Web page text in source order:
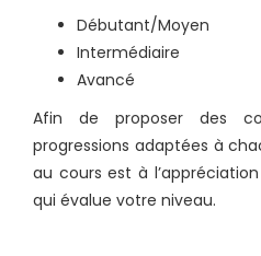
Débutant/Moyen
Intermédiaire
Avancé
Afin de proposer des
progressions adaptées à
au cours est à
qui évalue votre niveau.